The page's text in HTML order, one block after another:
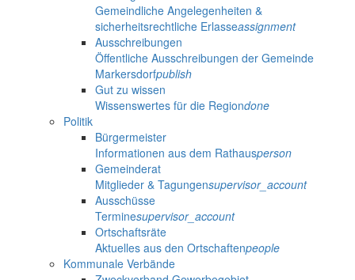
Gemeindliche Angelegenheiten &
sicherheitsrechtliche Erlasseassignment
Ausschreibungen
Öffentliche Ausschreibungen der Gemeinde
Markersdorfpublish
Gut zu wissen
Wissenswertes für die Regiondone
Politik
Bürgermeister
Informationen aus dem Rathausperson
Gemeinderat
Mitglieder & Tagungensupervisor_account
Ausschüsse
Terminesupervisor_account
Ortschaftsräte
Aktuelles aus den Ortschaftenpeople
Kommunale Verbände